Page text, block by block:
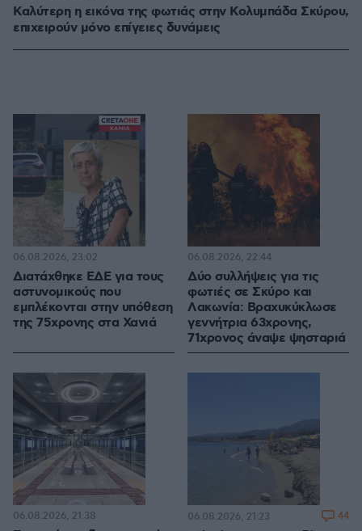
Καλύτερη η εικόνα της φωτιάς στην Κολυμπάδα Σκύρου,
επιχειρούν μόνο επίγειες δυνάμεις
Διατάχθηκε ΕΔΕ για τους
αστυνομικούς που
εμπλέκονται στην υπόθεση
της 75χρονης στα Χανιά
06.08.2026, 23:02
Δύο συλλήψεις για τις
φωτιές σε Σκύρο και
Λακωνία: Βραχυκύκλωσε
γεννήτρια 63χρονης,
71χρονος άναψε ψησταριά
06.08.2026, 22:44
06.08.2026, 21:38 06.08.2026, 21:23 44